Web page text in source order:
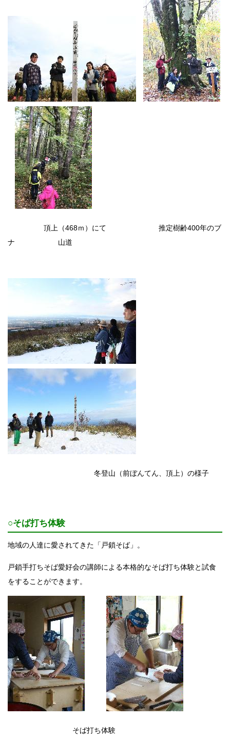
頂上（468ｍ）にて 推定樹齢400年のブ
ナ 山道
冬登山（前ぼんてん、頂上）の様子
○そば打ち体験
地域の人達に愛されてきた「戸鎖そば」。
戸鎖手打ちそば愛好会の講師による本格的なそば打ち体験と試食
をすることができます。
そば打ち体験